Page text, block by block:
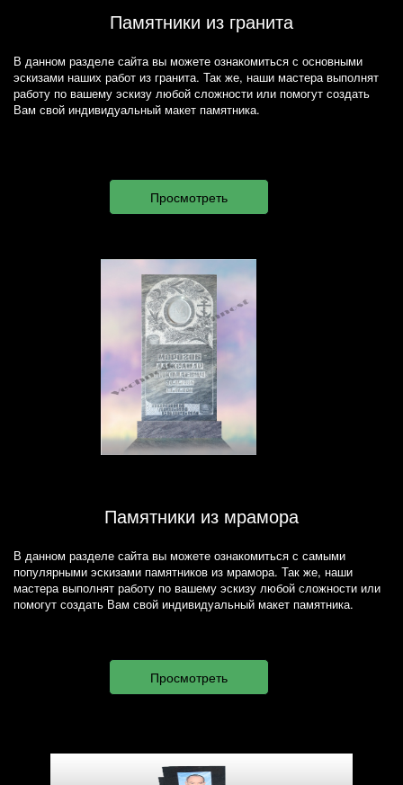
Памятники из гранита
В данном разделе сайта вы можете ознакомиться с основными
эскизами наших работ из гранита. Так же, наши мастера выполнят
работу по вашему эскизу любой сложности или помогут создать
Вам свой индивидуальный макет памятника.
Памятники из мрамора
В данном разделе сайта вы можете ознакомиться с самыми
популярными эскизами памятников из мрамора. Так же, наши
мастера выполнят работу по вашему эскизу любой сложности или
помогут создать Вам свой индивидуальный макет памятника.